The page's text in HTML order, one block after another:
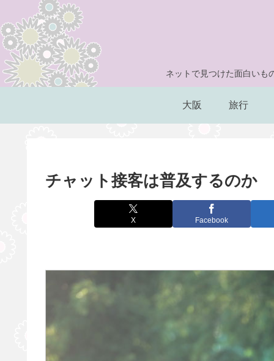
ネットで見つけた面白い
大阪 旅行
チャット接客は普及するのか
X Facebook